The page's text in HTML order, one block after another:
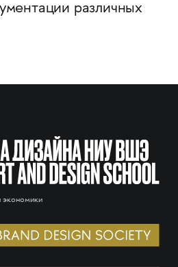
различных
экономики